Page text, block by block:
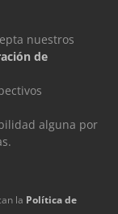
nuestros
de
alguna por
la Política de